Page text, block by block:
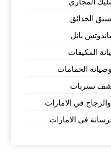
المجاري
الحدائق
بانل
المكيفات
الحمامات
تسربات
في الامارات
في الامارات